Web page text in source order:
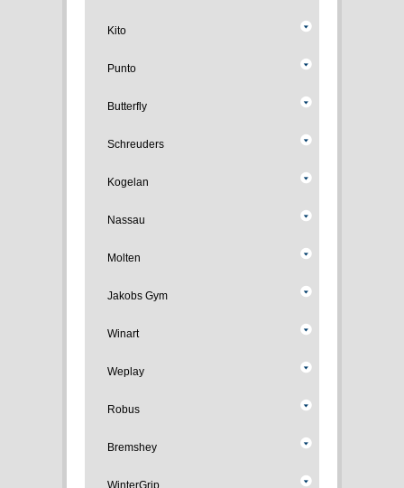
Kito
Punto
Butterfly
Schreuders
Kogelan
Nassau
Molten
Jakobs Gym
Winart
Weplay
Robus
Bremshey
WinterGrip